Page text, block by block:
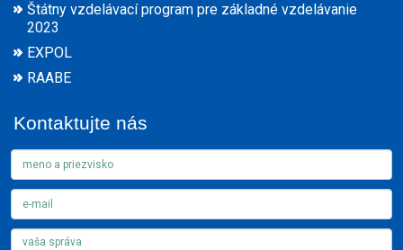
Štátny vzdelávací program pre základné vzdelávanie
2023
EXPOL
RAABE
Kontaktujte nás